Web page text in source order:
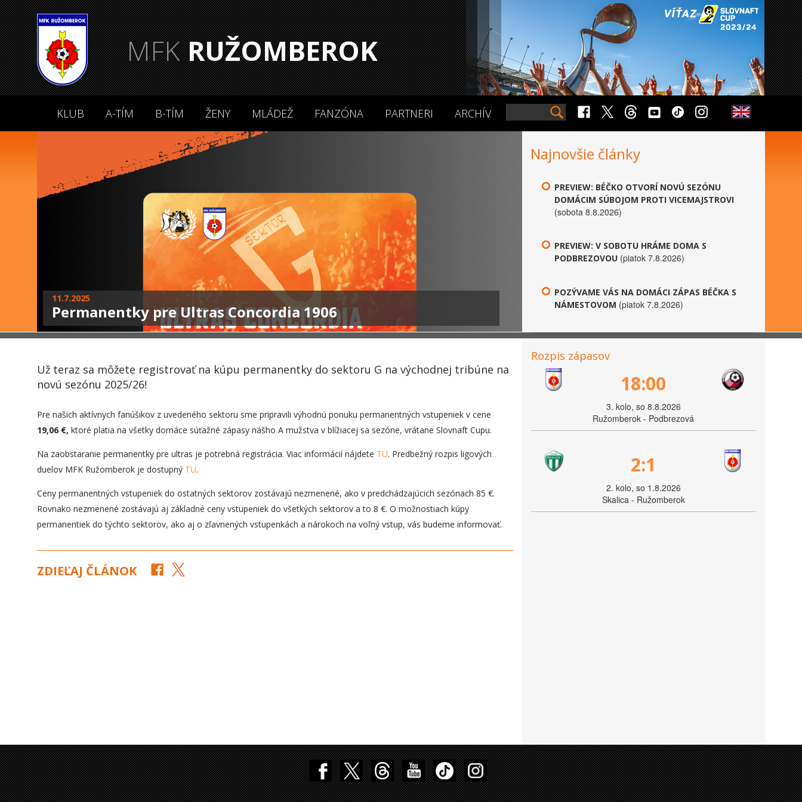
MFKRUŽOMBEROK
KLUB A-TÍM B-TÍM ŽENY MLÁDEŽ FANZÓNA PARTNERI ARCHÍV
11.7.2025
Permanentky pre Ultras Concordia 1906
Najnovšie články
PREVIEW: BÉČKO OTVORÍ NOVÚ SEZÓNU
DOMÁCIM SÚBOJOM PROTI VICEMAJSTROVI
(sobota 8.8.2026)
PREVIEW: V SOBOTU HRÁME DOMA S
PODBREZOVOU (piatok 7.8.2026)
POZÝVAME VÁS NA DOMÁCI ZÁPAS BÉČKA S
NÁMESTOVOM (piatok 7.8.2026)
Už teraz sa môžete registrovať na kúpu permanentky do sektoru G na východnej tribúne na
novú sezónu 2025/26!
Pre našich aktívnych fanúšikov z uvedeného sektoru sme pripravili výhodnú ponuku permanentných vstupeniek v cene
19,06 €, ktoré platia na všetky domáce súťažné zápasy nášho A mužstva v blížiacej sa sezóne, vrátane Slovnaft Cupu.
Na zaobstaranie permanentky pre ultras je potrebná registrácia. Viac informácií nájdete TU. Predbežný rozpis ligových
duelov MFK Ružomberok je dostupný TU.
Ceny permanentných vstupeniek do ostatných sektorov zostávajú nezmenené, ako v predchádzajúcich sezónach 85 €.
Rovnako nezmenené zostávajú aj základné ceny vstupeniek do všetkých sektorov a to 8 €. O možnostiach kúpy
permanentiek do týchto sektorov, ako aj o zľavnených vstupenkách a nárokoch na voľný vstup, vás budeme informovať.
ZDIEĽAJ ČLÁNOK
Rozpis zápasov
18:00
3. kolo, so 8.8.2026
Ružomberok - Podbrezová
2:1
2. kolo, so 1.8.2026
Skalica - Ružomberok